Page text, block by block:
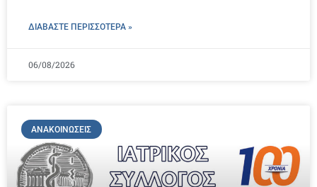
ΔΙΑΒΑΣΤΕ ΠΕΡΙΣΣΌΤΕΡΑ »
06/08/2026
ΑΝΑΚΟΙΝΏΣΕΙΣ